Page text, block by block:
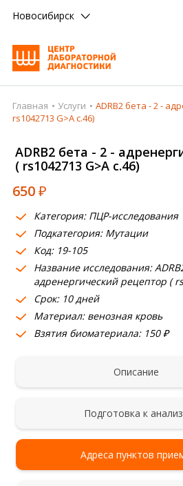
Новосибирск
Главная
Врачи
Получить результат
Пациентам
О компании
Где сдать
Партнерам
Главная Услуги
ADRB2 бета - 2 -
rs1042713 G>A c.46)
ADRB2 бета - 2 -
( rs1042713 G>A c.46)
650₽
Категория: ПЦР-исследования
Подкатегория: Мутации
Код: 19-105
Название исследования:
адренергический рецептор (
Срок: 10 дней
Материал: венозная кровь
Взятия биоматериала: 150 ₽
Описание
Подготовка к
Адреса пунктов